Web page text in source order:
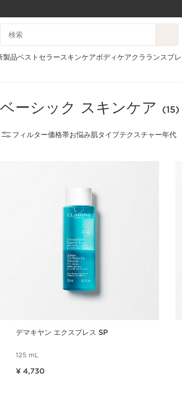
コンテンツへ移動
検索候補
製品ベストセラースキンケアボディケアクラランスプ
ベーシック スキンケア (15)
フィルター価格帯お悩み肌タイプテクスチャー年代
デマキヤン エクスプレス SP
125 mL
¥ 4,730